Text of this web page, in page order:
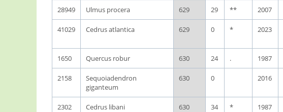
28949 Ulmus procera 629 29 ** 2007
41029 Cedrus atlantica 629 0 * 2023
1650 Quercus robur 630 24 . 1987
2158
Sequoiadendron
giganteum
630 0 2016
2302 Cedrus libani 630 34 * 1987